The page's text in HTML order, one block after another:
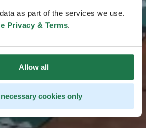
as part of the services we use.
Privacy & Terms.
Allow all
necessary cookies only